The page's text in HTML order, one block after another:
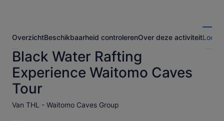
OverzichtBeschikbaarheid controlerenOver deze activiteit
Black Water Rafting
Experience Waitomo Caves
Tour
Van THL - Waitomo Caves Group